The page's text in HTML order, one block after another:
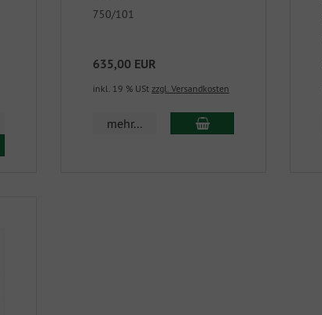
750/101
635,00 EUR
inkl. 19 % USt zzgl. Versandkosten
mehr...